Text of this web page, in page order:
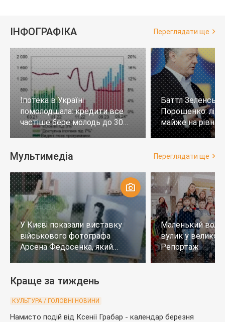
ІНФОГРАФІКА Переглядати ще
Іпотека в Україні
помолодшала: кредити все
частіше бере молодь до 30
років
Баттл
Порошенко:
майже на
тих, хто не
Мультимедіа Переглядати ще
У Києві показали виставку
військового фотографа
Арсена Федосенка, який
загинув на війні
Маленький
вулик у
Репортаж
Краще за тиждень
КУЛЬТУРА / ГОЛОВНІ НОВИНИ
Намисто подій від Ксенії Грабар - календар березня